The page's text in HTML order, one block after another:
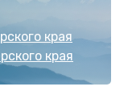
края
края